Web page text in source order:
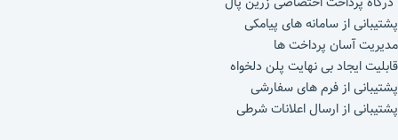
پشتیبانی از سامانه های پیامکی
مدیریت آسان پرداخت ها
قابلیت ایجاد بی نهایت پلن دلخواه
پشتیبانی از فرم های سفارشی
پشتیبانی از ارسال اعلانات شرطی